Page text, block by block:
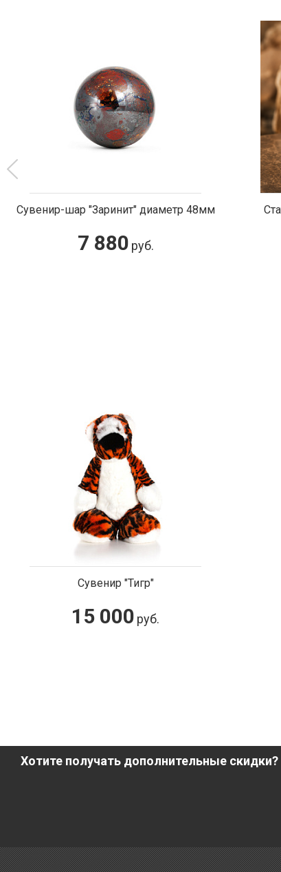
Статуэтка "Ангел на постаменте"
5 000
Сувенир "Тигр"
15 000 руб.
Хотите получать дополнительные скидки?